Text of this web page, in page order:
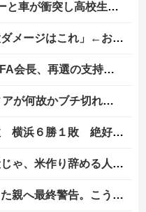
ら2人が死傷、車の運転手を逮捕
これ」←お前ら耐えられる？
勝の開催を打診か！海外から批判殺到！【海外の反応】
起になって批判するも逆に有権者からは……
入りを賭けて明後日から激突！！！！！！！！！他
人、出るんじゃないかなあ？？」
警告。こうなってもいい？」